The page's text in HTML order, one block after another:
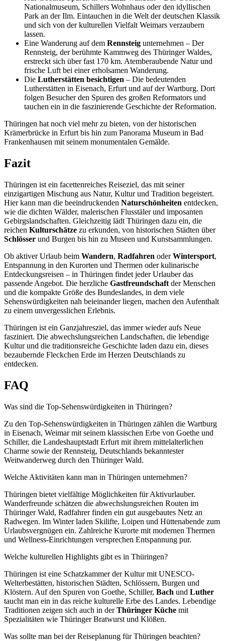
Nationalmuseum, Schillers Wohnhaus oder den idyllischen
Park an der Ilm. Eintauchen in die Welt der deutschen Klassik
und sich von der kulturellen Vielfalt Weimars verzaubern
lassen.
Eine Wanderung auf dem Rennsteig unternehmen – Der
Rennsteig, der berühmte Kammweg des Thüringer Waldes,
erstreckt sich über fast 170 km. Atemberaubende Natur und
frische Luft bei einer erholsamen Wanderung.
Die Lutherstätten besichtigen – Die bedeutenden
Lutherstätten in Eisenach, Erfurt und auf der Wartburg. Dort
folgen Besucher den Spuren des großen Reformators und
tauchen ein in die faszinierende Geschichte der Reformation.
Thüringen hat noch viel mehr zu bieten, von der historischen
Krämerbrücke in Erfurt bis hin zum Panorama Museum in Bad
Frankenhausen mit seinem monumentalen Gemälde.
Fazit
Thüringen ist ein facettenreiches Reiseziel, das mit seiner
einzigartigen Mischung aus Natur, Kultur und Tradition begeistert.
Hier kann man die beeindruckenden Naturschönheiten entdecken,
wie die dichten Wälder, malerischen Flusstäler und imposanten
Gebirgslandschaften. Gleichzeitig lädt Thüringen dazu ein, die
reichen Kulturschätze zu erkunden, von historischen Städten über
Schlösser und Burgen bis hin zu Museen und Kunstsammlungen.
Ob aktiver Urlaub beim Wandern, Radfahren oderWintersport,
Entspannung in den Kurorten und Thermen oder kulinarische
Entdeckungsreisen – in Thüringen findet jeder Urlauber das
passende Angebot. Die herzliche Gastfreundschaft der Menschen
und die kompakte Größe des Bundeslandes, in dem viele
Sehenswürdigkeiten nah beieinander liegen, machen den Aufenthalt
zu einem unvergesslichen Erlebnis.
Thüringen ist ein Ganzjahresziel, das immer wieder aufs Neue
fasziniert. Die abwechslungsreichen Landschaften, die lebendige
Kultur und die traditionsreiche Geschichte laden dazu ein, dieses
bezaubernde Fleckchen Erde im Herzen Deutschlands zu
entdecken.
FAQ
Was sind die Top-Sehenswürdigkeiten in Thüringen?
Zu den Top-Sehenswürdigkeiten in Thüringen zählen die Wartburg
in Eisenach, Weimar mit seinem klassischen Erbe von Goethe und
Schiller, die Landeshauptstadt Erfurt mit ihrem mittelalterlichen
Charme sowie der Rennsteig, Deutschlands bekanntester
Weitwanderweg durch den Thüringer Wald.
Welche Aktivitäten kann man in Thüringen unternehmen?
Thüringen bietet vielfältige Möglichkeiten für Aktivurlauber.
Wanderfreunde schätzen die abwechslungsreichen Routen im
Thüringer Wald, Radfahrer finden ein gut ausgebautes Netz an
Radwegen. Im Winter laden Skilifte, Loipen und Hüttenabende zum
Urlaubsvergnügen ein. Zahlreiche Kurorte mit modernen Thermen
und Wellness-Einrichtungen versprechen Entspannung pur.
Welche kulturellen Highlights gibt es in Thüringen?
Thüringen ist eine Schatzkammer der Kultur mit UNESCO-
Welterbestätten, historischen Städten, Schlössern, Burgen und
Klöstern. Auf den Spuren von Goethe, Schiller, Bach und Luther
taucht man ein in das reiche kulturelle Erbe des Landes. Lebendige
Traditionen zeigen sich auch in derThüringer Küche mit
Spezialitäten wie Thüringer Bratwurst und Klößen.
Was sollte man bei der Reiseplanung für Thüringen beachten?